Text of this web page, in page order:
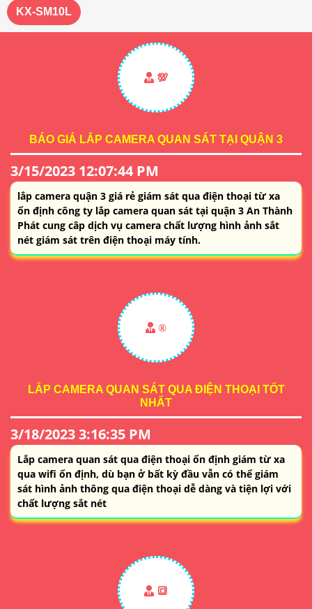
KX-SM10L
💯
BÁO GIÁ LẮP CAMERA QUAN SÁT TẠI QUẬN 3
3/15/2023 12:07:44 PM
lắp camera quận 3 giá rẻ giám sát qua điện thoại từ xa
ổn định công ty lắp camera quan sát tại quận 3 An Thành
Phát cung câp dịch vụ camera chất lượng hình ảnh sắt
nét giám sát trên điện thoại máy tính.
®️
LẮP CAMERA QUAN SÁT QUA ĐIỆN THOẠI TỐT
NHẤT
3/18/2023 3:16:35 PM
Lắp camera quan sát qua điện thoại ổn định giám từ xa
qua wifi ổn định, dù bạn ở bất kỳ đầu vẫn có thể giám
sát hình ảnh thông qua điện thoại dễ dàng và tiện lợi với
chất lượng sắt nét
🔳